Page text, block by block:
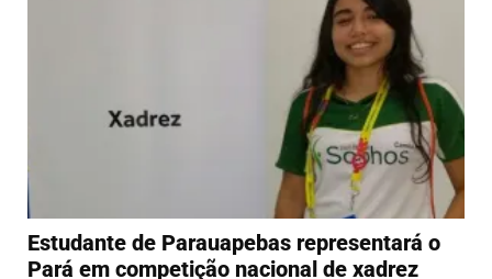
Estudante de Parauapebas representará o
Pará em competição nacional de xadrez